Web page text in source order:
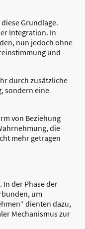
Grundlage.
Integration. In
nun jedoch ohne
und
durch zusätzliche
sondern eine
von Beziehung
die
mehr getragen
der Phase der
um
dienten dazu,
Mechanismus zur